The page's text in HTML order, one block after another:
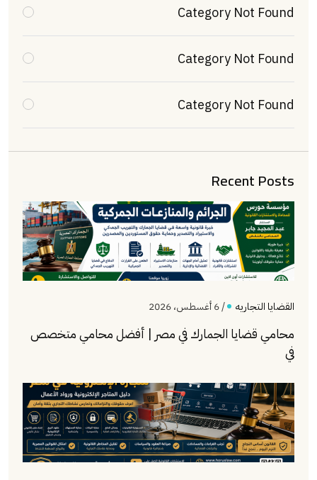
Category Not Found
Category Not Found
Category Not Found
Recent Posts
القضايا التجاريه / 6 أغسطس، 2026
محامي قضايا الجمارك في مصر | أفضل محامي متخصص
في